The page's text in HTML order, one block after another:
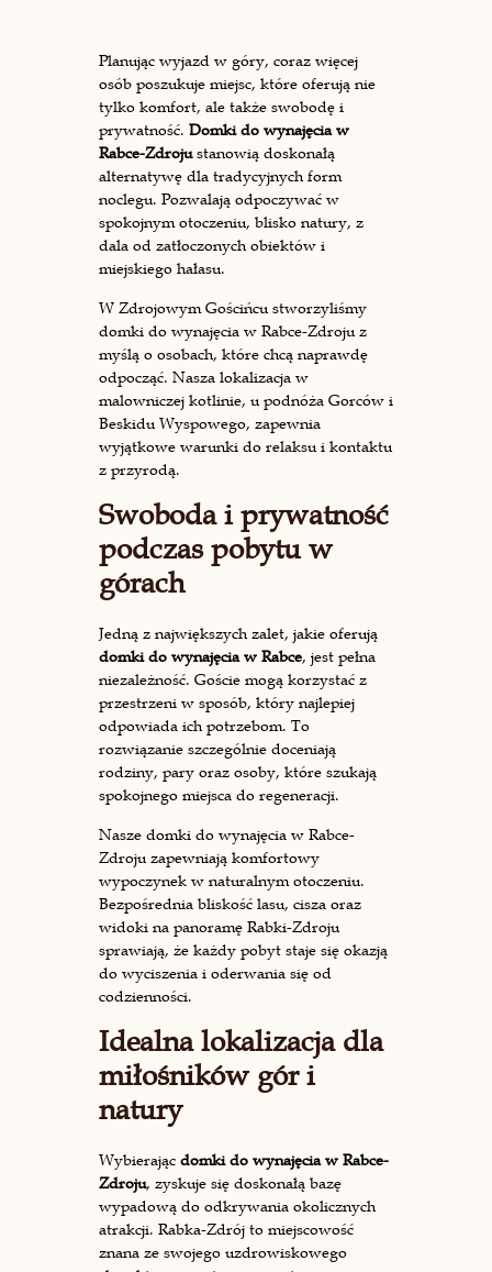
Planując wyjazd w góry, coraz więcej
osób poszukuje miejsc, które oferują nie
tylko komfort, ale także swobodę i
prywatność. Domki do wynajęcia w
Rabce-Zdrojustanowią doskonałą
alternatywę dla tradycyjnych form
noclegu. Pozwalają odpoczywać w
spokojnym otoczeniu, blisko natury, z
dala od zatłoczonych obiektów i
miejskiego hałasu.
W Zdrojowym Gościńcu stworzyliśmy
domki do wynajęcia w Rabce-Zdroju z
myślą o osobach, które chcą naprawdę
odpocząć. Nasza lokalizacja w
malowniczej kotlinie, u podnóża Gorców i
Beskidu Wyspowego, zapewnia
wyjątkowe warunki do relaksu i kontaktu
z przyrodą.
Swoboda i prywatność
podczas pobytu w
górach
Jedną z największych zalet, jakie oferują
domki do wynajęcia w Rabce, jest pełna
niezależność. Goście mogą korzystać z
przestrzeni w sposób, który najlepiej
odpowiada ich potrzebom. To
rozwiązanie szczególnie doceniają
rodziny, pary oraz osoby, które szukają
spokojnego miejsca do regeneracji.
Nasze domki do wynajęcia w Rabce-
Zdroju zapewniają komfortowy
wypoczynek w naturalnym otoczeniu.
Bezpośrednia bliskość lasu, cisza oraz
widoki na panoramę Rabki-Zdroju
sprawiają, że każdy pobyt staje się okazją
do wyciszenia i oderwania się od
codzienności.
Idealna lokalizacja dla
miłośników gór i
natury
Wybierając domki do wynajęcia w Rabce-
Zdroju, zyskuje się doskonałą bazę
wypadową do odkrywania okolicznych
atrakcji. Rabka-Zdrój to miejscowość
znana ze swojego uzdrowiskowego